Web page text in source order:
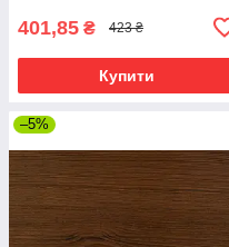
401,85 ₴ 423 ₴
Купити
–5%